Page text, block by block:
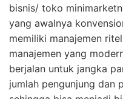
bisnis/ toko
yang awalnya
memiliki manajemen
manajemen yang
berjalan untuk jangka
jumlah pengunjung dan